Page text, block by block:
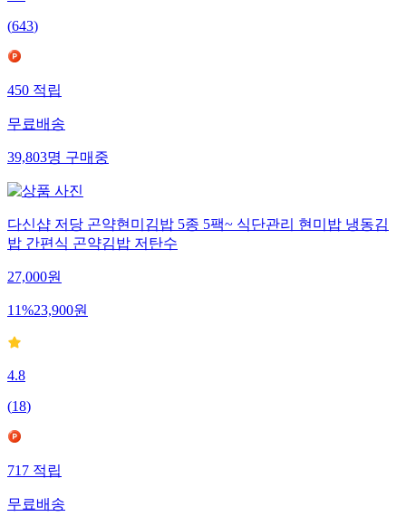
(643)
450적립
무료배송
39,803명구매중
다신샵 저당 곤약현미김밥 5종 5팩~ 식단관리 현미밥 냉동김
밥 간편식 곤약김밥 저탄수
27,000원
11%23,900원
4.8
(18)
717적립
무료배송